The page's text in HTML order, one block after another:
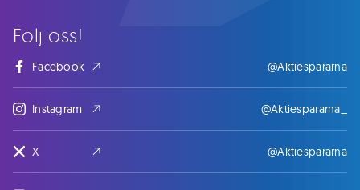
Följ oss!
Facebook @Aktiespararna
Instagram @Aktiespararna_
X @Aktiespararna